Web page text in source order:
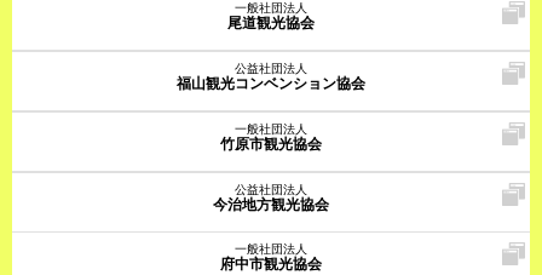
一般社団法人
尾道観光協会
公益社団法人
福山観光コンベンション協会
一般社団法人
竹原市観光協会
公益社団法人
今治地方観光協会
一般社団法人
府中市観光協会